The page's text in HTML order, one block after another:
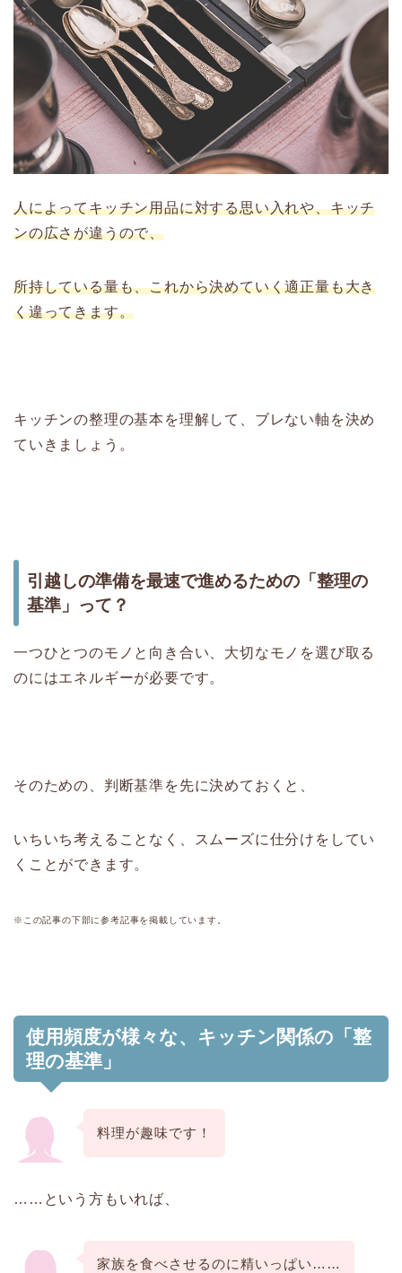
人によってキッチン用品に対する思い入れや、キッチ
ンの広さが違うので、
所持している量も、これから決めていく適正量も大き
く違ってきます。
キッチンの整理の基本を理解して、ブレない軸を決め
ていきましょう。
引越しの準備を最速で進めるための「整理の
基準」って？
一つひとつのモノと向き合い、大切なモノを選び取る
のにはエネルギーが必要です。
そのための、判断基準を先に決めておくと、
いちいち考えることなく、スムーズに仕分けをしてい
くことができます。
※この記事の下部に参考記事を掲載しています。
使用頻度が様々な、キッチン関係の「整
理の基準」
料理が趣味です！
……という方もいれば、
家族を食べさせるのに精いっぱい……